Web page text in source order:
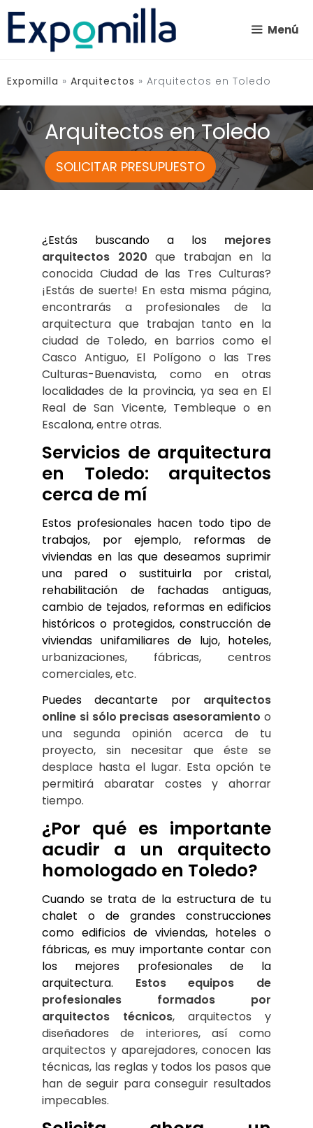
Saltar
contenido
Menú
Expomilla » Arquitectos » Arquitectos en Toledo
Arquitectos en Toledo
SOLICITAR PRESUPUESTO
¿Estás buscando a los mejores
arquitectos 2020 que trabajan en la
conocida Ciudad de las Tres Culturas?
¡Estás de suerte! En esta misma página,
encontrarás a profesionales de la
arquitectura que trabajan tanto en la
ciudad de Toledo, en barrios como el
Casco Antiguo, El Polígono o las Tres
Culturas-Buenavista, como en otras
localidades de la provincia, ya sea en El
Real de San Vicente, Tembleque o en
Escalona, entre otras.
Servicios de arquitectura
en Toledo: arquitectos
cerca de mí
Estos profesionales hacen todo tipo de
trabajos, por ejemplo, reformas de
viviendas en las que deseamos suprimir
una pared o sustituirla por cristal,
rehabilitación de fachadas antiguas,
cambio de tejados, reformas en edificios
históricos o protegidos, construcción de
viviendas unifamiliares de lujo, hoteles,
urbanizaciones, fábricas, centros
comerciales, etc.
Puedes decantarte por arquitectos
online si sólo precisas asesoramiento o
una segunda opinión acerca de tu
proyecto, sin necesitar que éste se
desplace hasta el lugar. Esta opción te
permitirá abaratar costes y ahorrar
tiempo.
¿Por qué es importante
acudir a un arquitecto
homologado en Toledo?
Cuando se trata de la estructura de tu
chalet o de grandes construcciones
como edificios de viviendas, hoteles o
fábricas, es muy importante contar con
los mejores profesionales de la
arquitectura. Estos equipos de
profesionales formados por
arquitectos técnicos, arquitectos y
diseñadores de interiores, así como
arquitectos y aparejadores, conocen las
técnicas, las reglas y todos los pasos que
han de seguir para conseguir resultados
impecables.